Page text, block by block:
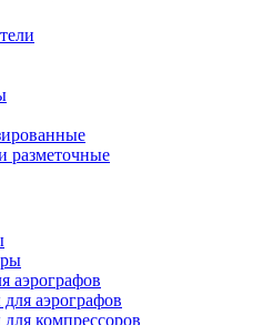
разметочные
аэрографов
аэрографов
компрессоров